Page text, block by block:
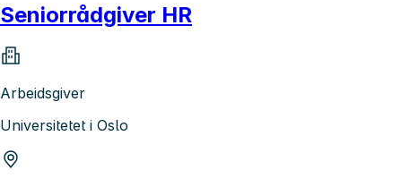
Seniorrådgiver HR
Arbeidsgiver
Universitetet i Oslo